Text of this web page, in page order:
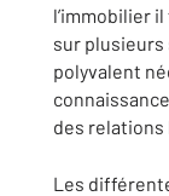
l’immobilier
sur plusieurs
polyvalent
des relations
Les